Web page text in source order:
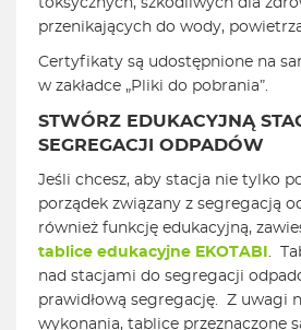
toksycznych, szkodliwych dla
przenikających do wody,
Certyfikaty są udostępnione na
w zakładce „Pliki do pobrania”.
STWÓRZ EDUKACYJNĄ
SEGREGACJI ODPADÓW
Jeśli chcesz, aby stacja nie tylko
porządek związany z segregacją
również funkcję edukacyjną,
tablice edukacyjne EKOTABI .
nad stacjami do segregacji
prawidłową segregację. Z uwagi
wykonania, tablice przeznaczone